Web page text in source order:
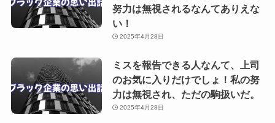
努力は無視されるなんてありえな
い！
2025年4月28日
ミスを報告できる人なんて、上司
のお気に入りだけでしょ！私の努
力は無視され、ただの駒扱いだ。
2025年4月28日